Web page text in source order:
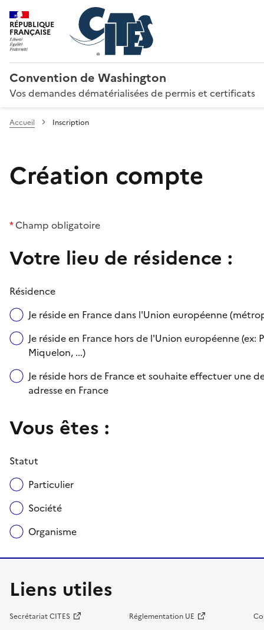
RÉPUBLIQUE
FRANÇAISE
Convention de Washington
Vos demandes dématérialisées de permis et certificats
Accueil Inscription
Création compte
*Champ obligatoire
Votre lieu de résidence :
Résidence
Je réside en France dans l'Union européenne
Je réside en France hors de l'Union européenne
Miquelon, ...)
Je réside hors de France et souhaite effectuer une
adresse en France
Vous êtes :
Statut
Particulier
Société
Organisme
Liens utiles
Secrétariat CITES Réglementation UE